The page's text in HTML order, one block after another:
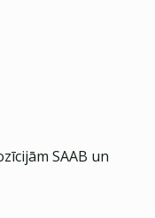
SAAB un